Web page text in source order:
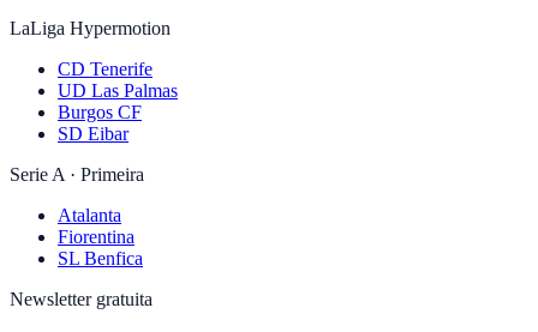
LaLiga Hypermotion
CD Tenerife
UD Las Palmas
Burgos CF
SD Eibar
Serie A · Primeira
Atalanta
Fiorentina
SL Benfica
Newsletter gratuita